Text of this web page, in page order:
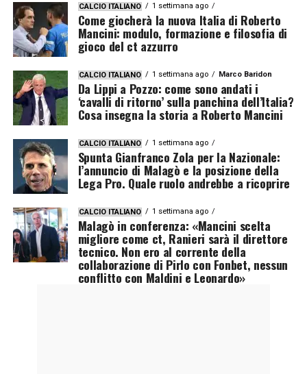
CALCIO ITALIANO 1 settimana ago
Come giocherà la nuova Italia di Roberto
Mancini: modulo, formazione e filosofia di
gioco del ct azzurro
CALCIO ITALIANO 1 settimana ago Marco Baridon
Da Lippi a Pozzo: come sono andati i
‘cavalli di ritorno’ sulla panchina dell’Italia?
Cosa insegna la storia a Roberto Mancini
CALCIO ITALIANO 1 settimana ago
Spunta Gianfranco Zola per la Nazionale:
l’annuncio di Malagò e la posizione della
Lega Pro. Quale ruolo andrebbe a ricoprire
CALCIO ITALIANO 1 settimana ago
Malagò in conferenza: «Mancini scelta
migliore come ct, Ranieri sarà il direttore
tecnico. Non ero al corrente della
collaborazione di Pirlo con Fonbet, nessun
conflitto con Maldini e Leonardo»